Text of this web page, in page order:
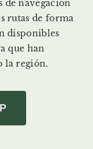
de navegación
rutas de forma
disponibles
que han
la región.